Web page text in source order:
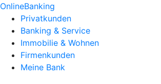
OnlineBanking
Privatkunden
Banking & Service
Immobilie & Wohnen
Firmenkunden
Meine Bank